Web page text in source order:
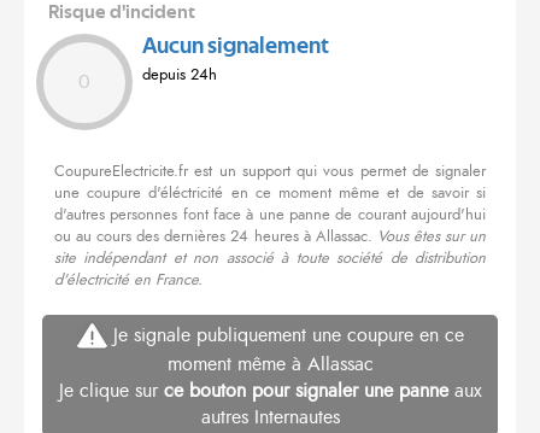
Risque d'incident
0
Aucun signalement
depuis 24h
CoupureElectricite.fr est un support qui vous permet de signaler
une coupure d'éléctricité en ce moment même et de savoir si
d'autres personnes font face à une panne de courant aujourd'hui
ou au cours des dernières 24 heures à Allassac. Vous êtes sur un
site indépendant et non associé à toute société de distribution
d'électricité en France.
Je signale publiquement une coupure en ce
moment même à Allassac
Je clique sur ce bouton pour signaler une panneaux
autres Internautes